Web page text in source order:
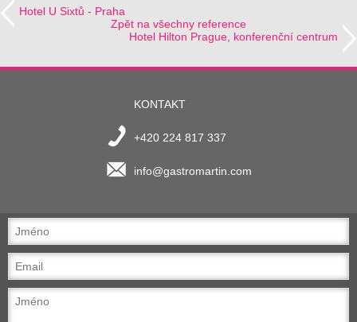
Hotel U Sixtů - Praha
Zpět na všechny reference
Hotel Hilton Prague, konferenční centrum
KONTAKT
+420 224 817 337
info@gastromartin.com